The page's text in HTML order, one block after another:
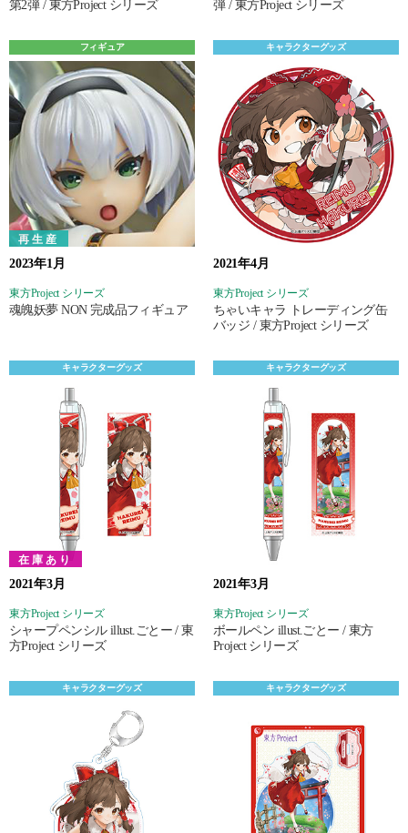
第2弾 / 東方Project シリーズ 弾 / 東方Project シリーズ
フィギュア
再生産
2023年1月
東方Project シリーズ
魂魄妖夢 NON 完成品フィギュア
キャラクターグッズ
2021年4月
東方Project シリーズ
ちゃいキャラ トレーディング缶
バッジ / 東方Project シリーズ
キャラクターグッズ
在庫あり
2021年3月
東方Project シリーズ
シャープペンシル illust.ごとー / 東
方Project シリーズ
キャラクターグッズ
2021年3月
東方Project シリーズ
ボールペン illust.ごとー / 東方
Project シリーズ
キャラクターグッズ キャラクターグッズ